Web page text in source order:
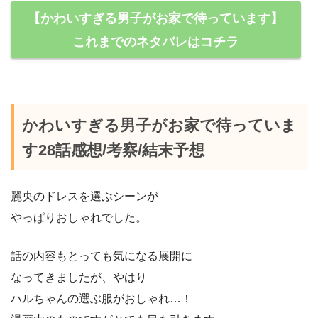
【かわいすぎる男子がお家で待っています】
これまでのネタバレはコチラ
かわいすぎる男子がお家で待っていま
す28話感想/考察/結末予想
麗央のドレスを選ぶシーンが
やっぱりおしゃれでした。
話の内容もとっても気になる展開に
なってきましたが、やはり
ハルちゃんの選ぶ服がおしゃれ…！